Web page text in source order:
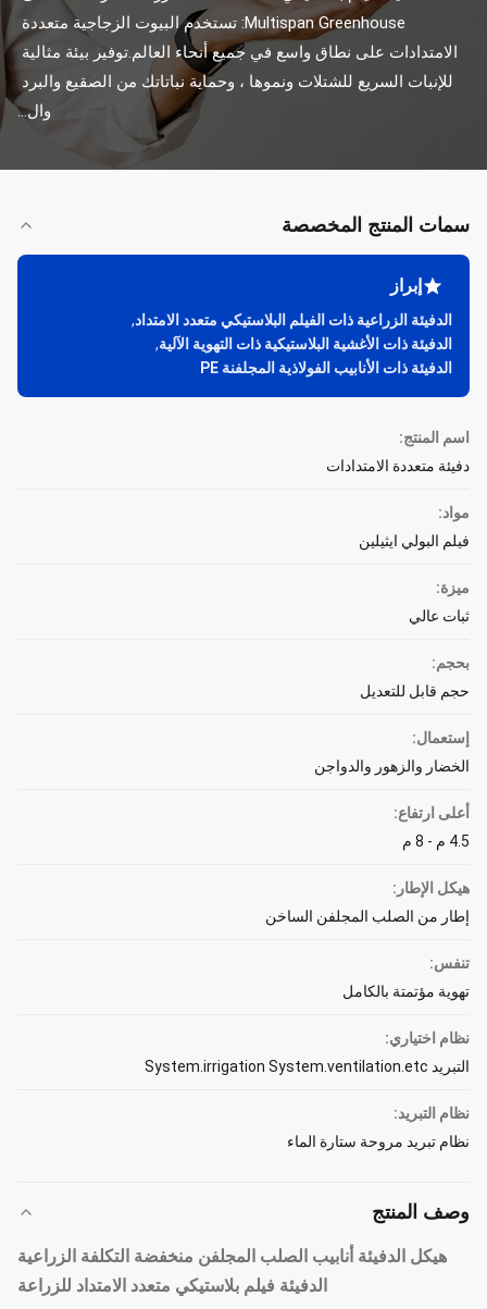
وال...
سمات المنتج المخصصة
إبراز
الدفيئة الزراعية ذات الفيلم البلاستيكي متعدد الامتداد,
الدفيئة ذات الأغشية البلاستيكية ذات التهوية الآلية,
الدفيئة ذات الأنابيب الفولاذية المجلفنة PE
اسم المنتج:
دفيئة متعددة الامتدادات
مواد:
فيلم البولي ايثيلين
ميزة:
ثبات عالي
بحجم:
حجم قابل للتعديل
إستعمال:
الخضار والزهور والدواجن
أعلى ارتفاع:
4.5 م - 8 م
هيكل الإطار:
إطار من الصلب المجلفن الساخن
تنفس:
تهوية مؤتمتة بالكامل
نظام اختياري:
التبريد System.irrigation System.ventilation.etc
نظام التبريد:
نظام تبريد مروحة ستارة الماء
وصف المنتج
هيكل الدفيئة أنابيب الصلب المجلفن منخفضة التكلفة الزراعية
الدفيئة فيلم بلاستيكي متعدد الامتداد للزراعة